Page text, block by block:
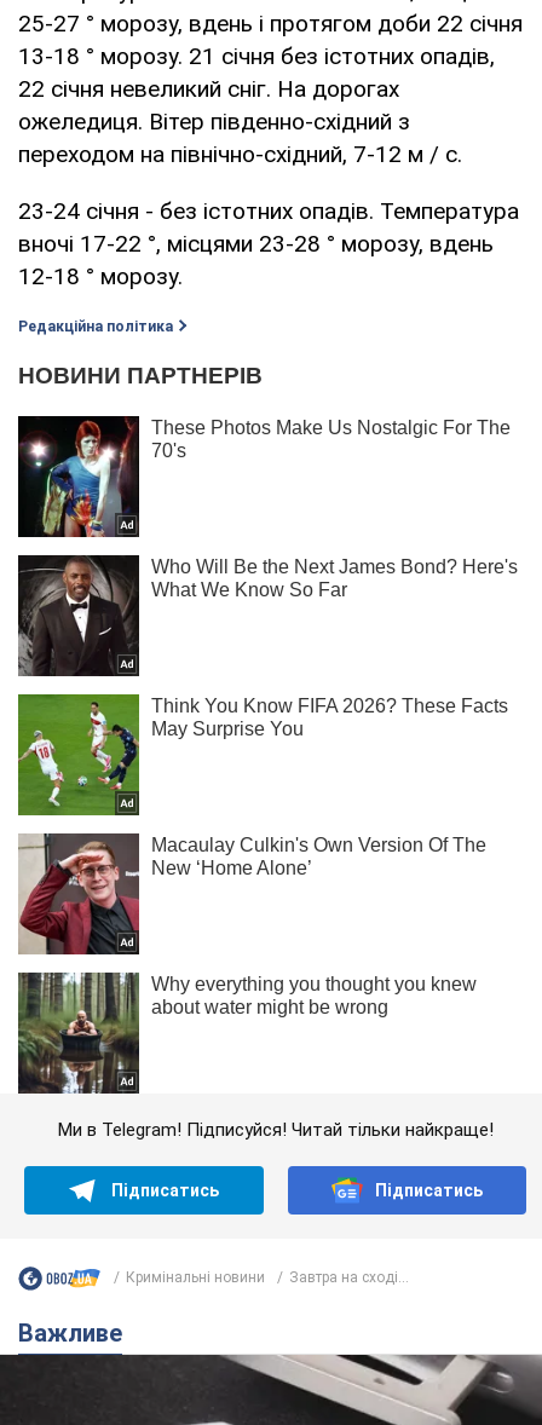
25-27 ° морозу, вдень і протягом доби 22 січня
13-18 ° морозу. 21 січня без істотних опадів,
22 січня невеликий сніг. На дорогах
ожеледиця. Вітер південно-східний з
переходом на північно-східний, 7-12 м / с.
23-24 січня - без істотних опадів. Температура
вночі 17-22 °, місцями 23-28 ° морозу, вдень
12-18 ° морозу.
Редакційна політика
Ми в Telegram! Підписуйся! Читай тільки найкраще!
Підписатись Підписатись
Кримінальні новини Завтра на сході...
Важливе